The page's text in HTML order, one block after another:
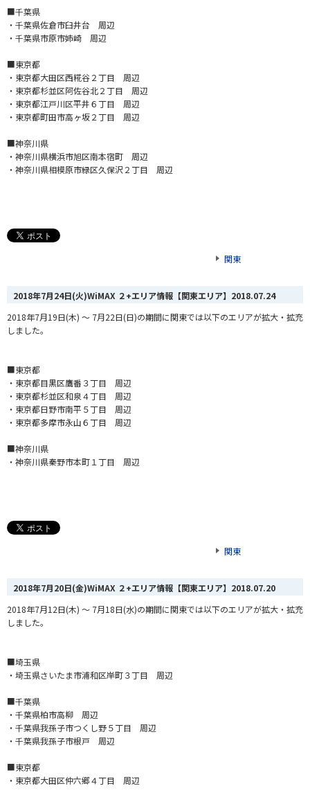
■千葉県
・千葉県佐倉市臼井台 周辺
・千葉県市原市姉崎 周辺
■東京都
・東京都大田区西糀谷２丁目 周辺
・東京都杉並区阿佐谷北２丁目 周辺
・東京都江戸川区平井６丁目 周辺
・東京都町田市高ヶ坂２丁目 周辺
■神奈川県
・神奈川県横浜市旭区南本宿町 周辺
・神奈川県相模原市緑区久保沢２丁目 周辺
関東
2018年7月24日(火)WiMAX ２+エリア情報【関東エリア】 2018.07.24
2018年7月19日(木) ～ 7月22日(日)の期間に関東では以下のエリアが拡大・拡充
しました。
■東京都
・東京都目黒区鷹番３丁目 周辺
・東京都杉並区和泉４丁目 周辺
・東京都日野市南平５丁目 周辺
・東京都多摩市永山６丁目 周辺
■神奈川県
・神奈川県秦野市本町１丁目 周辺
関東
2018年7月20日(金)WiMAX ２+エリア情報【関東エリア】 2018.07.20
2018年7月12日(木) ～ 7月18日(水)の期間に関東では以下のエリアが拡大・拡充
しました。
■埼玉県
・埼玉県さいたま市浦和区岸町３丁目 周辺
■千葉県
・千葉県柏市高柳 周辺
・千葉県我孫子市つくし野５丁目 周辺
・千葉県我孫子市根戸 周辺
■東京都
・東京都大田区仲六郷４丁目 周辺